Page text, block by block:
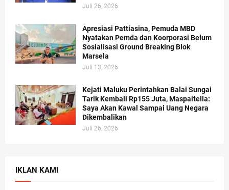
Juli 26, 2026
Apresiasi Pattiasina, Pemuda MBD
Nyatakan Pemda dan Koorporasi Belum
Sosialisasi Ground Breaking Blok
Marsela
Juli 13, 2026
Kejati Maluku Perintahkan Balai Sungai
Tarik Kembali Rp155 Juta, Maspaitella:
Saya Akan Kawal Sampai Uang Negara
Dikembalikan
Juli 26, 2026
IKLAN KAMI